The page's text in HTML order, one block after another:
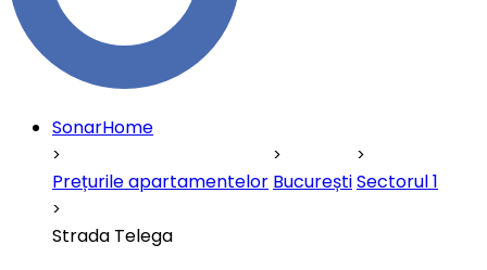
SonarHome
Prețurile apartamentelor BucureștiSectorul 1
Strada Telega